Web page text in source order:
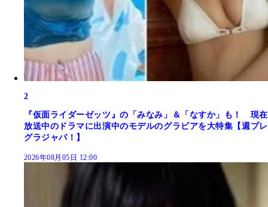
2
『仮面ライダーゼッツ』の「みなみ」＆「なすか」も！ 現在
放送中のドラマに出演中のモデルのグラビアを大特集【週プレ
グラジャパ！】
2026年08月05日 12:00